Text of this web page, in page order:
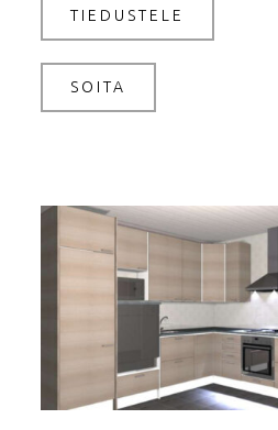
TIEDUSTELE
SOITA